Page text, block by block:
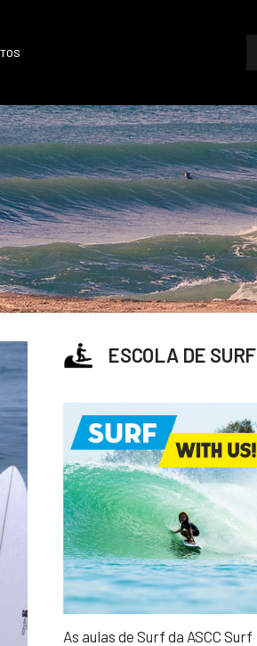
ESCOLA DE SURF
As aulas de Surf da ASCC Surf